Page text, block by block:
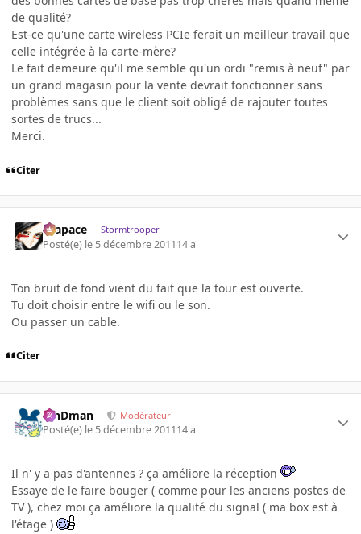
de qualité?
Est-ce qu'une carte wireless PCIe ferait un meilleur travail que
celle intégrée à la carte-mère?
Le fait demeure qu'il me semble qu'un ordi "remis à neuf" par
un grand magasin pour la vente devrait fonctionner sans
problèmes sans que le client soit obligé de rajouter toutes
sortes de trucs...
Merci.
Citer
Krapace Stormtrooper
Posté(e) le 5 décembre 201114 a
Ton bruit de fond vient du fait que la tour est ouverte.
Tu doit choisir entre le wifi ou le son.
Ou passer un cable.
Citer
RinDman Modérateur
Posté(e) le 5 décembre 201114 a
Il n' y a pas d'antennes ? ça améliore la réception
Essaye de le faire bouger ( comme pour les anciens postes de
TV ), chez moi ça améliore la qualité du signal ( ma box est à
l'étage )